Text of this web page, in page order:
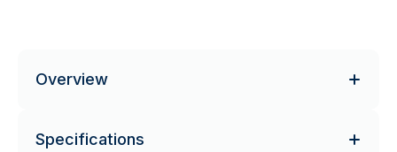
Overview
Specifications